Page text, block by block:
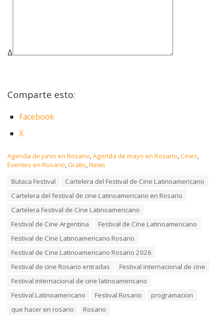
Δ
Comparte esto:
Facebook
X
C
a
Agenda de junio en Rosario,Agenda de mayo en Rosario,Cines,
Eventos en Rosario,Gratis,News
Butaca Festival
Cartelera del Festival de Cine Latinoamericano
Cartelera del festival de cine Latinoamericano en Rosario
Cartelera Festival de Cine Latinoamericano
Festival de Cine Argentina
Festival de Cine Latinoamericano
Festival de Cine Latinoamericano Rosario
Festival de Cine Latinoamericano Rosario 2026
Festival de cine Rosario entradas
Festival internacional de cine
Festival internacional de cine latinoamericano
Festival Latinoamericano
Festival Rosario
programacion
que hacer en rosario
Rosario